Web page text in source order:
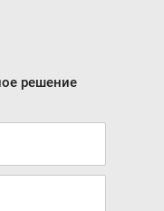
решение